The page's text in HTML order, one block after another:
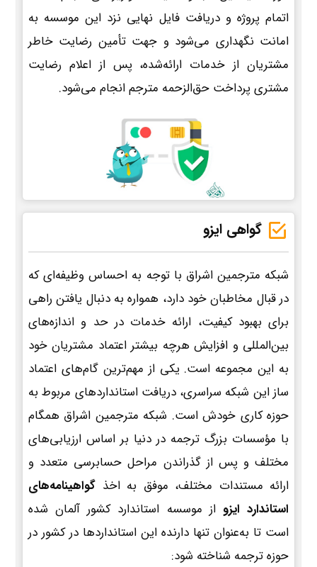
اتمام پروژه و دریافت فایل نهایی نزد این موسسه به
امانت نگهداری می‌شود و جهت تأمین رضایت خاطر
مشتریان از خدمات ارائه‌شده، پس از اعلام رضایت
مشتری پرداخت حق‌الزحمه مترجم انجام می‌شود.
گواهی ایزو
شبکه مترجمین اشراق با توجه به احساس وظیفه‌ای که
در قبال مخاطبان خود دارد، همواره به دنبال یافتن راهی
برای بهبود کیفیت، ارائه خدمات در حد و اندازه‌های
بین‌المللی و افزایش هرچه بیشتر اعتماد مشتریان خود
به این مجموعه است. یکی از مهم‌ترین گام‌های اعتماد
ساز این شبکه سراسری، دریافت استانداردهای مربوط به
حوزه کاری خودش است. شبکه مترجمین اشراق همگام
با مؤسسات بزرگ ترجمه در دنیا بر اساس ارزیابی‌های
مختلف و پس از گذراندن مراحل حسابرسی متعدد و
ارائه مستندات مختلف، موفق به اخذ گواهینامه‌های
استاندارد ایزو از موسسه استاندارد کشور آلمان شده
است تا به‌عنوان تنها دارنده این استانداردها در کشور در
حوزه ترجمه شناخته شود: